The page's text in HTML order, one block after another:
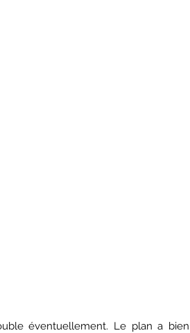
éventuellement. Le plan a bien